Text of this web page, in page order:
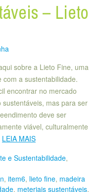
– Lieto
sobre a Lieto Fine, uma
a sustentabilidade.
encontrar no mercado
mas para ser
deve ser
viável, culturalmente
LEIA MAIS
e Sustentabilidade,
, item6, lieto fine, madeira
, meteriais sustentáveis,